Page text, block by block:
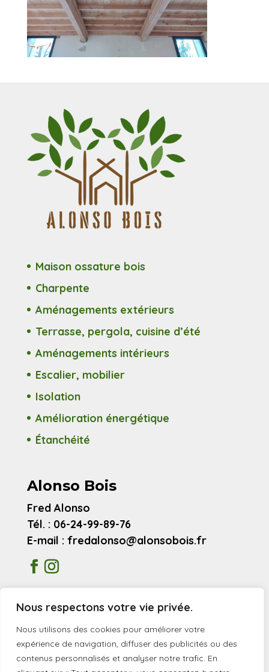
Nous respectons votre vie privée.
Nous utilisons des cookies pour améliorer votre
expérience de navigation, diffuser des publicités ou des
contenus personnalisés et analyser notre trafic. En
Maison ossature bois
Charpente
Aménagements extérieurs
Terrasse, pergola, cuisine d’été
Aménagements intérieurs
Escalier, mobilier
Isolation
Amélioration énergétique
Étanchéité
Alonso Bois
Fred Alonso
Tél. : 06-24-99-89-76
E-mail : fredalonso@alonsobois.fr
Mentions légales
Avis clients